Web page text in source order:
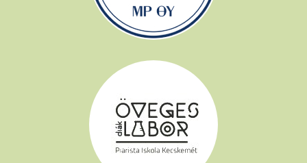
Piarista Gimnázium, Kollégium, Általános Iskola és Óvoda